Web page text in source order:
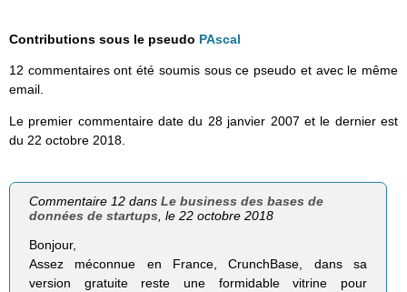
Contributions sous le pseudo PAscal
12 commentaires ont été soumis sous ce pseudo et avec le même
email.
Le premier commentaire date du 28 janvier 2007 et le dernier est
du 22 octobre 2018.
Commentaire 12 dansLe business des bases de
données de startups, le 22 octobre 2018
Bonjour,
Assez méconnue en France, CrunchBase, dans sa
version gratuite reste une formidable vitrine pour